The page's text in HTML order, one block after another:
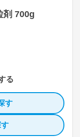
剤 700g
る
す